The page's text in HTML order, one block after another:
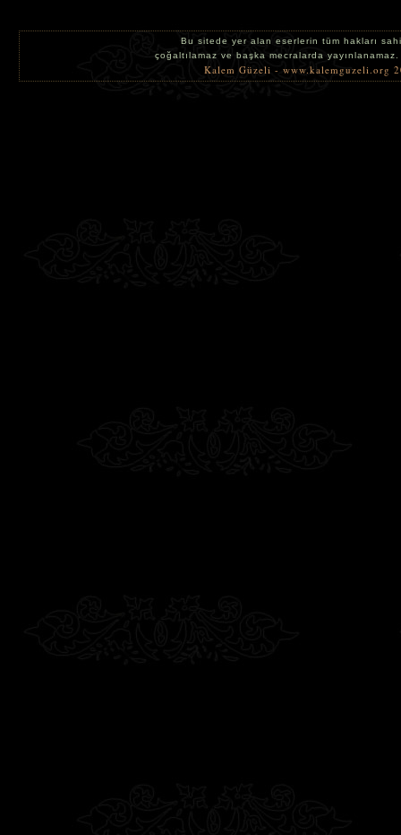
Bu sitede yer alan eserlerin tüm hakları
çoğaltılamaz ve başka mecralarda
Kalem Güzeli - www.kalemguzeli.org